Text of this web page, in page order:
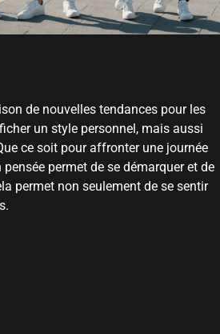
de nouvelles tendances pour les
un style personnel, mais aussi
ce soit pour affronter une journée
permet de se démarquer et de
permet non seulement de se sentir